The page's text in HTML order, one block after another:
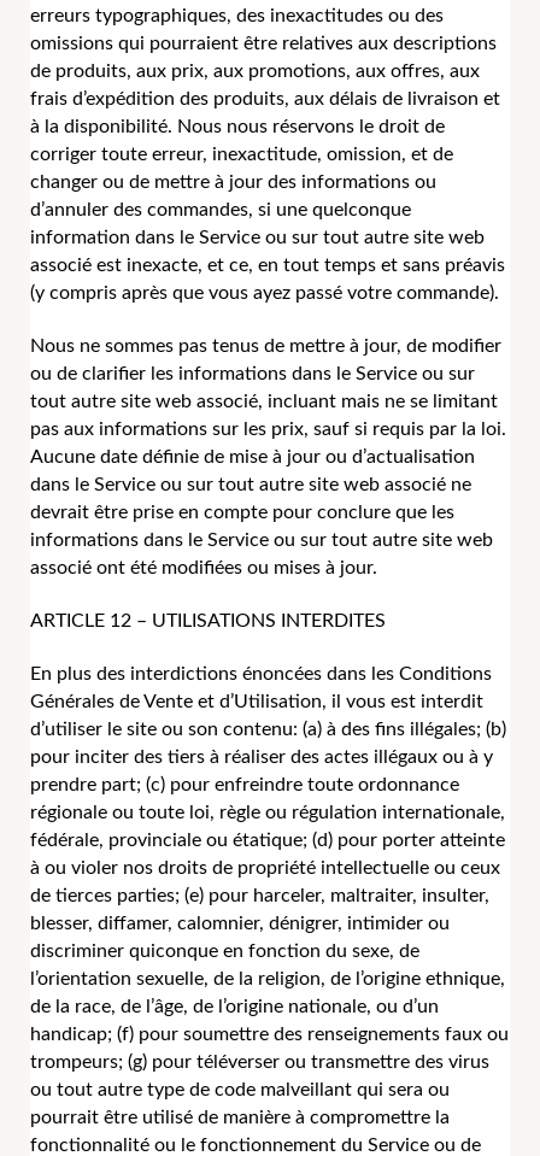
erreurs typographiques, des inexactitudes ou des
omissions qui pourraient être relatives aux descriptions
de produits, aux prix, aux promotions, aux offres, aux
frais d’expédition des produits, aux délais de livraison et
à la disponibilité. Nous nous réservons le droit de
corriger toute erreur, inexactitude, omission, et de
changer ou de mettre à jour des informations ou
d’annuler des commandes, si une quelconque
information dans le Service ou sur tout autre site web
associé est inexacte, et ce, en tout temps et sans préavis
(y compris après que vous ayez passé votre commande).
Nous ne sommes pas tenus de mettre à jour, de modifier
ou de clarifier les informations dans le Service ou sur
tout autre site web associé, incluant mais ne se limitant
pas aux informations sur les prix, sauf si requis par la loi.
Aucune date définie de mise à jour ou d’actualisation
dans le Service ou sur tout autre site web associé ne
devrait être prise en compte pour conclure que les
informations dans le Service ou sur tout autre site web
associé ont été modifiées ou mises à jour.
ARTICLE 12 – UTILISATIONS INTERDITES
En plus des interdictions énoncées dans les Conditions
Générales de Vente et d’Utilisation, il vous est interdit
d’utiliser le site ou son contenu: (a) à des fins illégales; (b)
pour inciter des tiers à réaliser des actes illégaux ou à y
prendre part; (c) pour enfreindre toute ordonnance
régionale ou toute loi, règle ou régulation internationale,
fédérale, provinciale ou étatique; (d) pour porter atteinte
à ou violer nos droits de propriété intellectuelle ou ceux
de tierces parties; (e) pour harceler, maltraiter, insulter,
blesser, diffamer, calomnier, dénigrer, intimider ou
discriminer quiconque en fonction du sexe, de
l’orientation sexuelle, de la religion, de l’origine ethnique,
de la race, de l’âge, de l’origine nationale, ou d’un
handicap; (f) pour soumettre des renseignements faux ou
trompeurs; (g) pour téléverser ou transmettre des virus
ou tout autre type de code malveillant qui sera ou
pourrait être utilisé de manière à compromettre la
fonctionnalité ou le fonctionnement du Service ou de